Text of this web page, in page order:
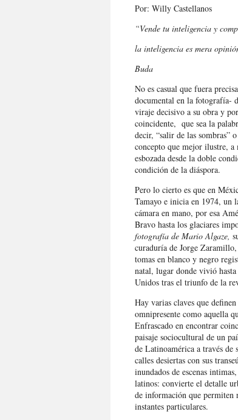
Por: Willy Castellanos
“Vende tu inteligencia y
la inteligencia es mera
Buda
No es casual que fuera
documental en la fotografía-
viraje decisivo a su obra y
coincidente, que sea la
decir, “salir de las
concepto que mejor ilustre,
esbozada desde la doble
condición de la diáspora.
Pero lo cierto es que en
Tamayo e inicia en 1974, un
cámara en mano, por esa
Bravo hasta los glaciares
fotografía de Mario Algaze,
curaduría de Jorge
tomas en blanco y negro
natal, lugar donde vivió
Unidos tras el triunfo de la
Hay varias claves que
omnipresente como aquella
Enfrascado en encontrar
paisaje sociocultural de un
de Latinoamérica a través de
calles desiertas con sus
inundados de escenas
latinos: convierte el detalle
de información que permiten
instantes particulares.